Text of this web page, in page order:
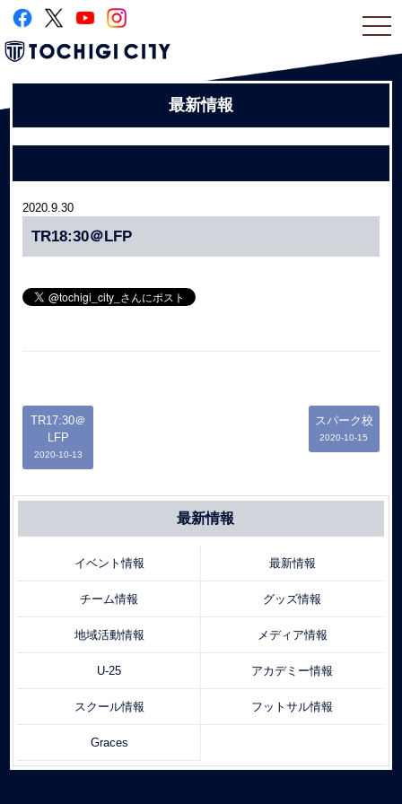
最新情報
2020.9.30
TR18:30＠LFP
TR17:30＠
LFP
2020-10-13
スパーク校
2020-10-15
最新情報
イベント情報 最新情報
チーム情報 グッズ情報
地域活動情報 メディア情報
U-25 アカデミー情報
スクール情報 フットサル情報
Graces